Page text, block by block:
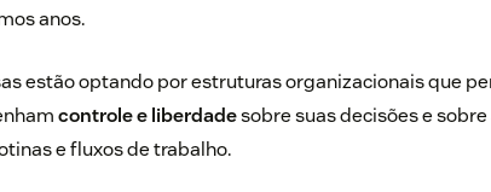
anos.
estão optando por estruturas organizacionais que
controle e liberdadesobre suas decisões e
e fluxos de trabalho.